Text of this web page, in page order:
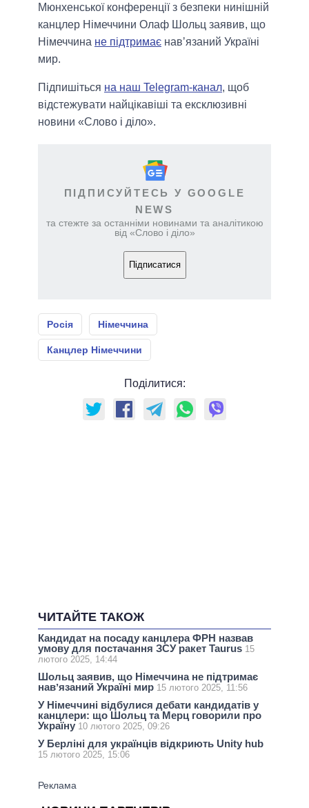
Мюнхенської конференції з безпеки нинішній
канцлер Німеччини Олаф Шольц заявив, що
Німеччина не підтримає навʼязаний Україні
мир.
Підпишіться на наш Telegram-канал, щоб
відстежувати найцікавіші та ексклюзивні
новини «Слово і діло».
ПІДПИСУЙТЕСЬ У GOOGLE
NEWS
та стежте за останніми новинами та аналітикою
від «Слово і діло»
Підписатися
Росія Німеччина
Канцлер Німеччини
Поділитися:
ЧИТАЙТЕ ТАКОЖ
Кандидат на посаду канцлера ФРН назвав
умову для постачання ЗСУ ракет Taurus 15
лютого 2025, 14:44
Шольц заявив, що Німеччина не підтримає
навʼязаний Україні мир 15 лютого 2025, 11:56
У Німеччині відбулися дебати кандидатів у
канцлери: що Шольц та Мерц говорили про
Україну 10 лютого 2025, 09:26
У Берліні для українців відкриють Unity hub
15 лютого 2025, 15:06